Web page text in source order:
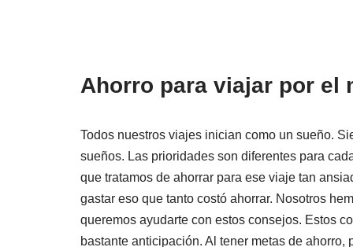
Ahorro para viajar por el
Todos nuestros viajes inician como un sueño.
sueños. Las prioridades son diferentes para
que tratamos de ahorrar para ese viaje tan
gastar eso que tanto costó ahorrar. Nosotros
queremos ayudarte con estos consejos. Estos
bastante anticipación. Al tener metas de ahorro,